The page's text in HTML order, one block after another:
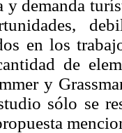
y demanda
en los
de
y
sólo se